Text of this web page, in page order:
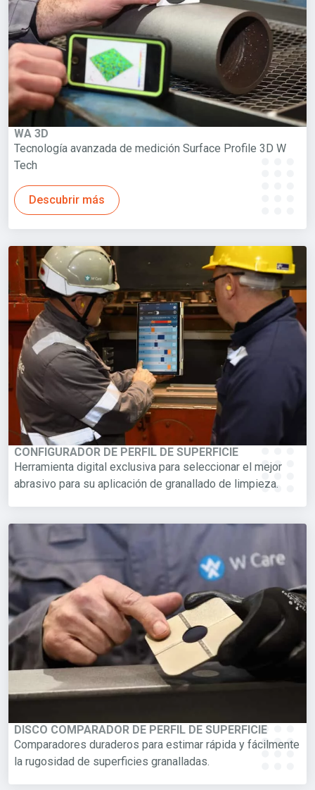
WA 3D
Tecnología avanzada de medición Surface Profile 3D W
Tech
Descubrir más
CONFIGURADOR DE PERFIL DE SUPERFICIE
Herramienta digital exclusiva para seleccionar el mejor
abrasivo para su aplicación de granallado de limpieza.
DISCO COMPARADOR DE PERFIL DE SUPERFICIE
Comparadores duraderos para estimar rápida y fácilmente
la rugosidad de superficies granalladas.